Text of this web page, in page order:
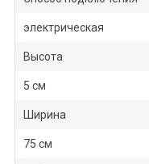
электрическая
Высота
5 см
Ширина
75 см